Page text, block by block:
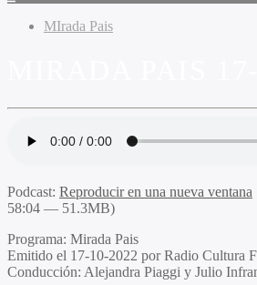
MIrada Pais
Podcast: Reproducir en una nueva ventana
58:04 — 51.3MB)
Programa: Mirada Pais
Emitido el 17-10-2022 por Radio Cultura
Conducción: Alejandra Piaggi y Julio